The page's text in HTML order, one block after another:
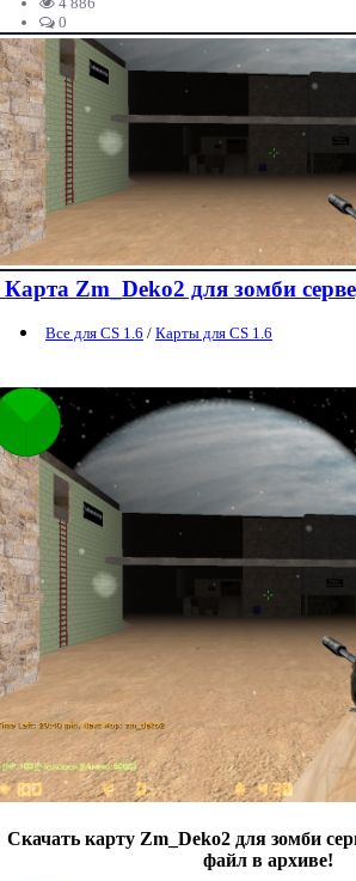
0
Карта Zm_Deko2 для зомби
Все для CS 1.6 / Карты для CS 1.6
Скачать карту Zm_Deko2 для зомби
файл в архиве!